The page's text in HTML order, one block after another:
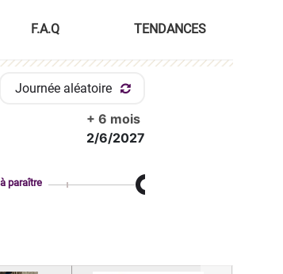
F.A.Q TENDANCES
Journée aléatoire
+ 6 mois
2/6/2027
paraître